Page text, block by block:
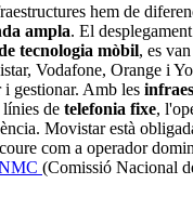
hem de
ampla. El
tecnologia mòbil, es
Vodafone, Orange i
gestionar. Amb les
de telefonia fixe,
Movistar està
com a operador
(Comissió Nacional